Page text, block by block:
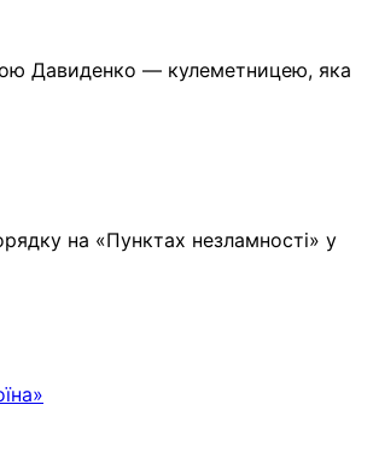
Давиденко — кулеметницею, яка
на «Пунктах незламності» у